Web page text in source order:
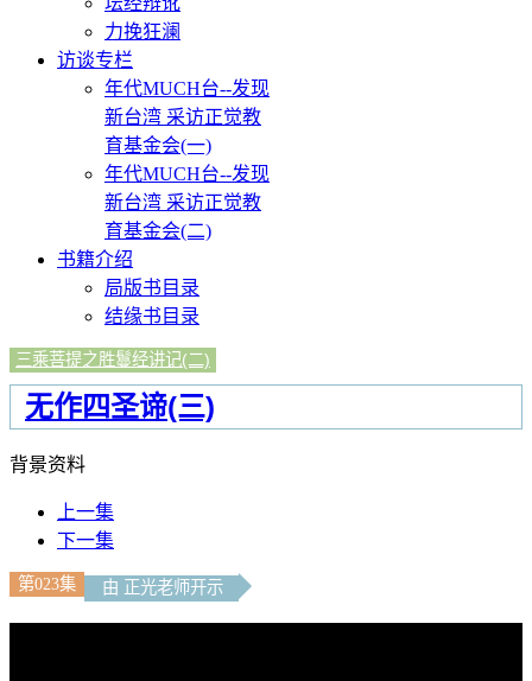
力挽狂澜
访谈专栏
年代MUCH台--发现
新台湾 采访正觉教
育基金会(一)
年代MUCH台--发现
新台湾 采访正觉教
育基金会(二)
书籍介绍
局版书目录
结缘书目录
三乘菩提之胜鬘经讲记(二)
无作四圣谛(三)
背景资料
上一集
下一集
第023集 由 正光老师开示